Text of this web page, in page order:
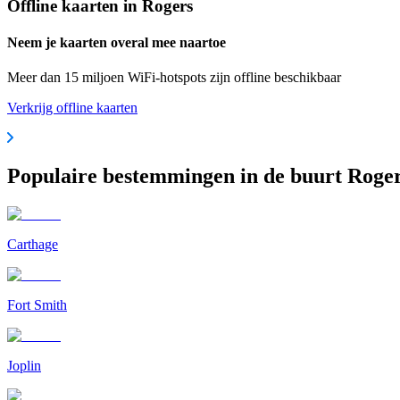
Offline kaarten in Rogers
Neem je kaarten overal mee naartoe
Meer dan 15 miljoen WiFi-hotspots zijn offline beschikbaar
Verkrijg offline kaarten
Populaire bestemmingen in de buurt
Carthage
Fort Smith
Joplin